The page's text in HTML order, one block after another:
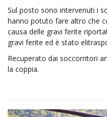
Sul posto sono intervenuti i
hanno potuto fare altro che
causa delle gravi ferite
gravi ferite ed è stato
Recuperato dai soccorritori
la coppia.